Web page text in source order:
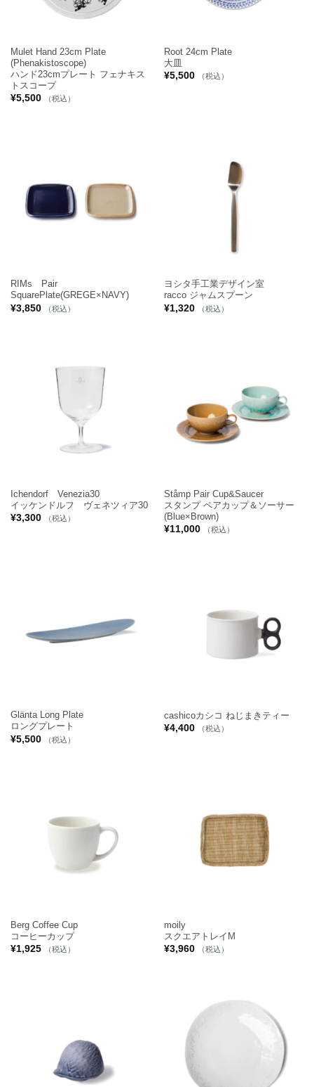
Mulet Hand 23cm Plate
(Phenakistoscope)
ハンド23cmプレート フェナキス
トスコープ
¥5,500 （税込）
Root 24cm Plate
大皿
¥5,500 （税込）
RIMs Pair
SquarePlate(GREGE×NAVY)
¥3,850 （税込）
ヨシタ手工業デザイン室
racco ジャムスプーン
¥1,320 （税込）
Ichendorf Venezia30
イッケンドルフ ヴェネツィア30
¥3,300 （税込）
Ståmp Pair Cup&Saucer
スタンプ ペアカップ＆ソーサー
(Blue×Brown)
¥11,000 （税込）
Glänta Long Plate
ロングプレート
¥5,500 （税込）
cashicoカシコ ねじまきティー
¥4,400 （税込）
Berg Coffee Cup
コーヒーカップ
¥1,925 （税込）
moily
スクエアトレイM
¥3,960 （税込）